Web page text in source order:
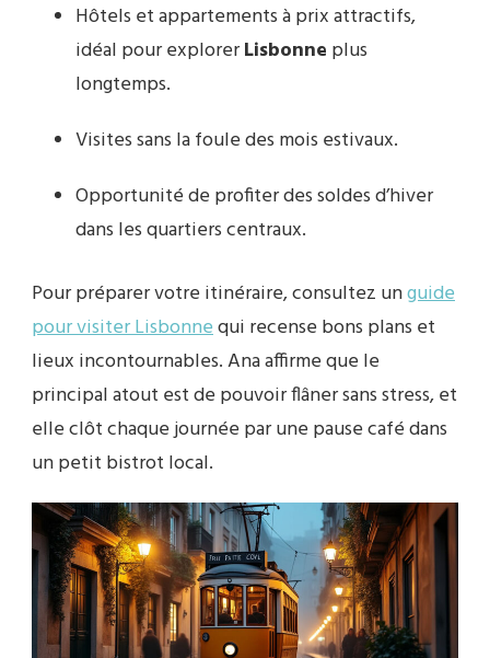
Hôtels et appartements à prix attractifs,
idéal pour explorerLisbonne plus
longtemps.
Visites sans la foule des mois estivaux.
Opportunité de profiter des soldes d’hiver
dans les quartiers centraux.
Pour préparer votre itinéraire, consultez unguide
pour visiter Lisbonnequi recense bons plans et
lieux incontournables. Ana affirme que le
principal atout est de pouvoir flâner sans stress, et
elle clôt chaque journée par une pause café dans
un petit bistrot local.